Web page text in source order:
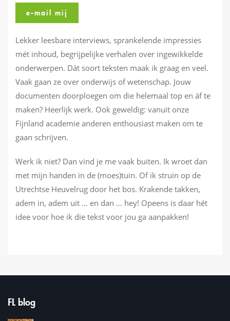
e-mail mij
Lekker leesbare interviews, sprankelende impressies
mét inhoud, begrijpelijke verhalen over ingewikkelde
onderwerpen. Dát soort teksten maak ik graag en veel.
Vaak gaan ze over onderwijs of wetenschap. Jouw
documenten doorploegen om die helemaal top en áf te
maken? Heerlijk werk. Ook geweldig: vanuit onze
Fijnland academie anderen enthousiast maken om te
gaan schrijven.
Werk ik niet? Dan vind je me vaak buiten. Ik wroet dan
met mijn handen in de (moes)tuin. Of ik struin op de
Utrechtse Heuvelrug door het bos. Krakende takken,
adem in, adem uit … en dan … hey! Opeens is daar hét
idee voor hoe ik die tekst voor jou ga aanpakken!
FL blog